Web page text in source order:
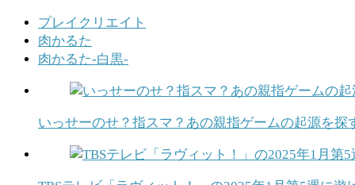
プレイクリエイト
肉かるた
肉かるた-白黒-
いっせーのせ？指スマ？あの親指ゲームの起源を探